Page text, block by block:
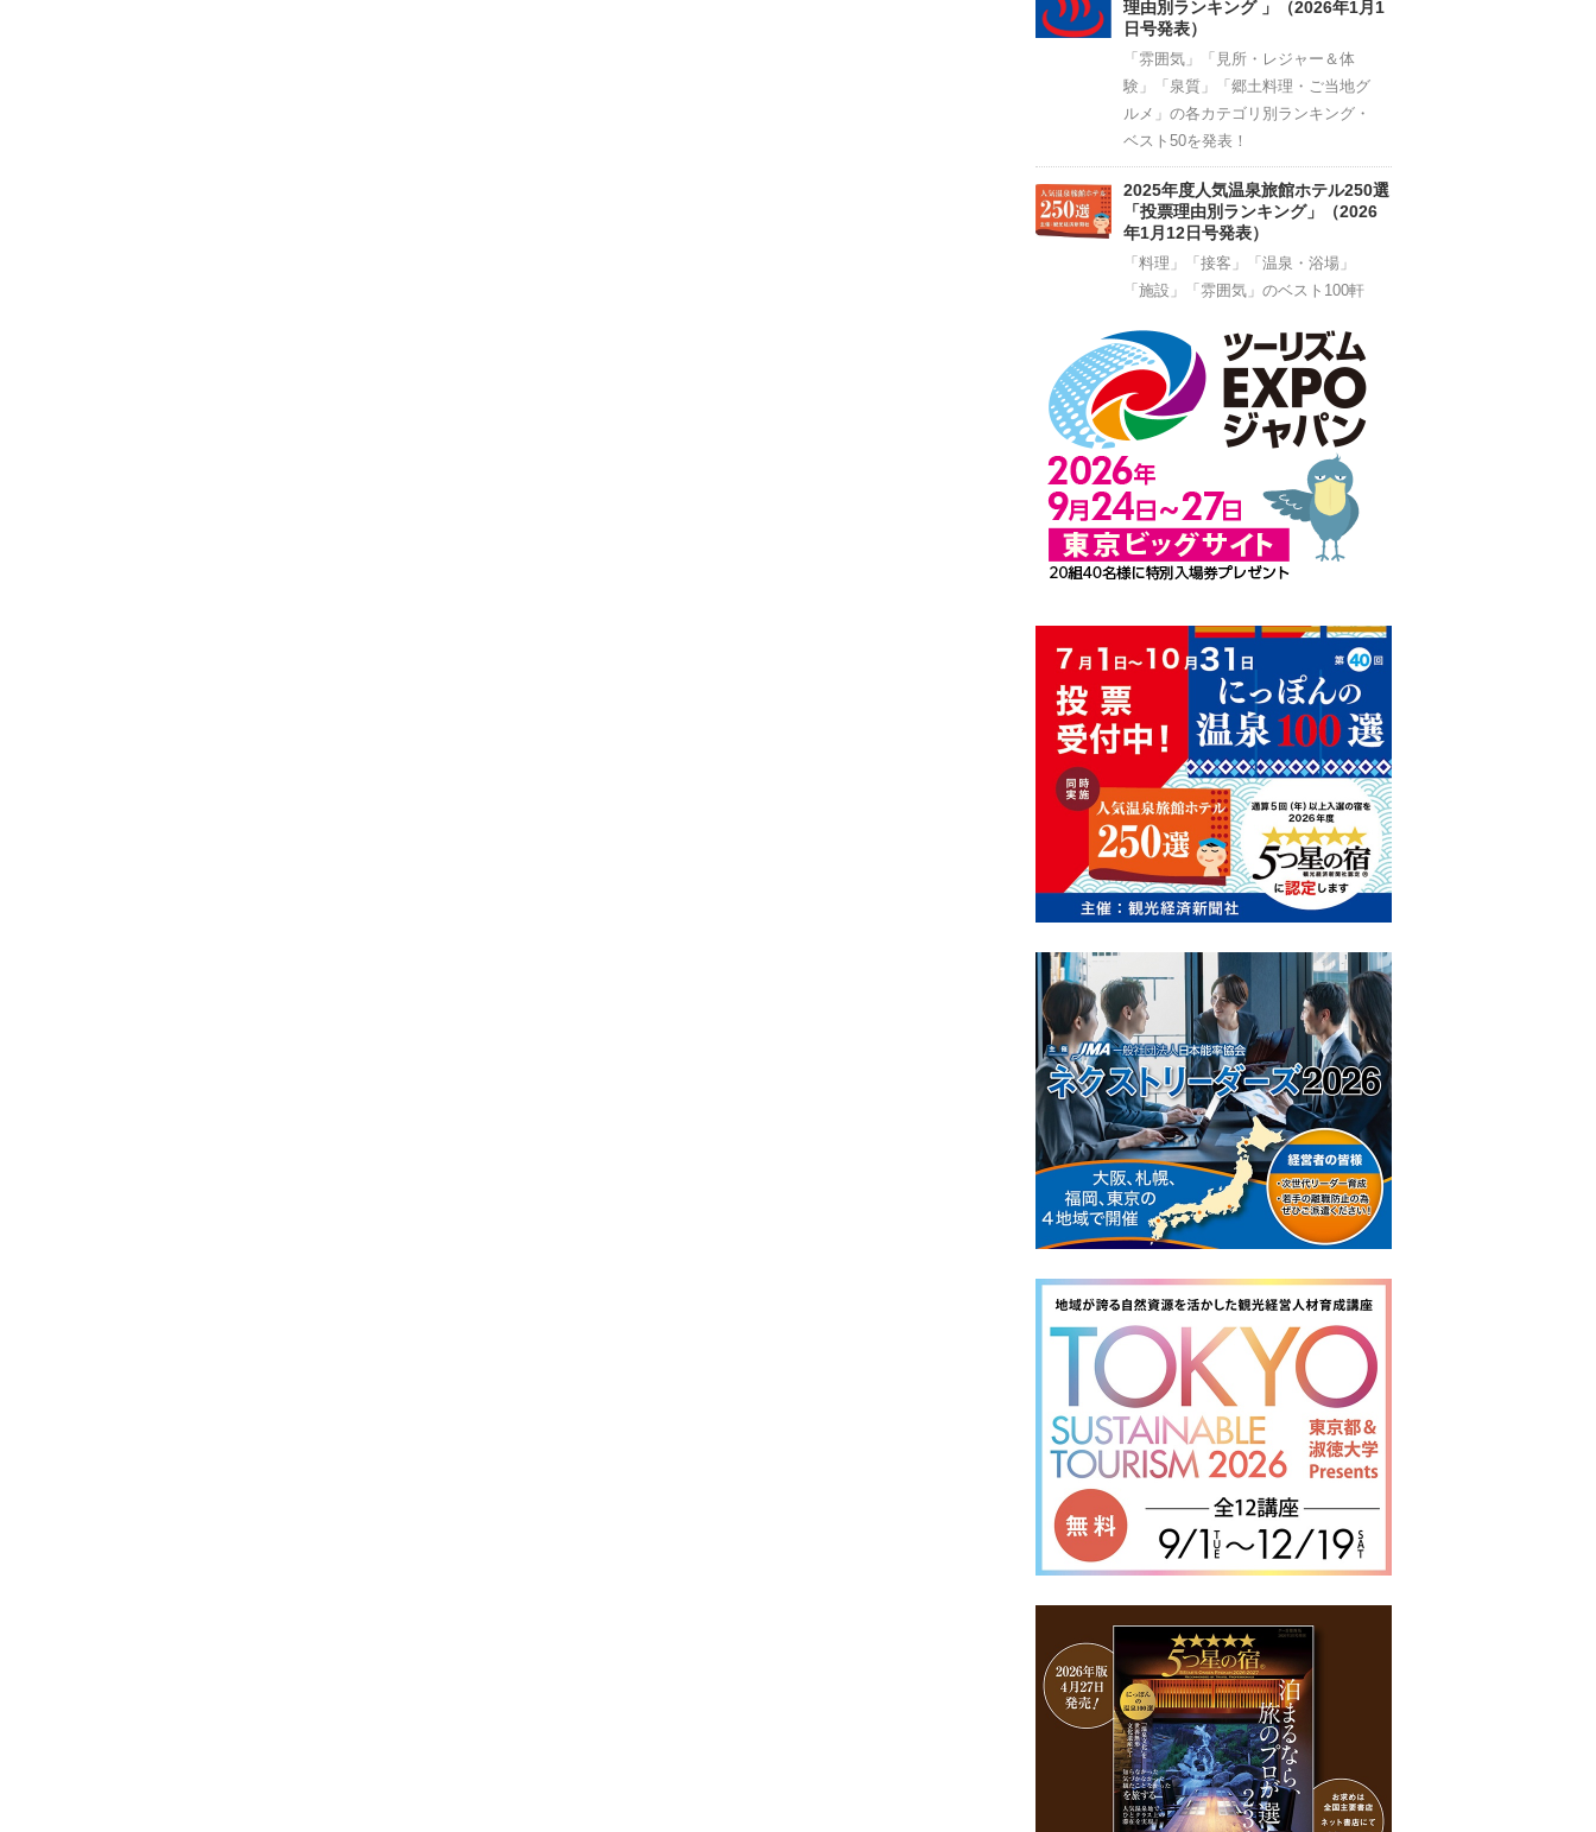
理由別ランキング 」（2026年1月1
日号発表）
「雰囲気」「見所・レジャー＆体
験」「泉質」「郷土料理・ご当地グ
ルメ」の各カテゴリ別ランキング・
ベスト50を発表！
2025年度人気温泉旅館ホテル250選
「投票理由別ランキング」（2026
年1月12日号発表）
「料理」「接客」「温泉・浴場」
「施設」「雰囲気」のベスト100軒